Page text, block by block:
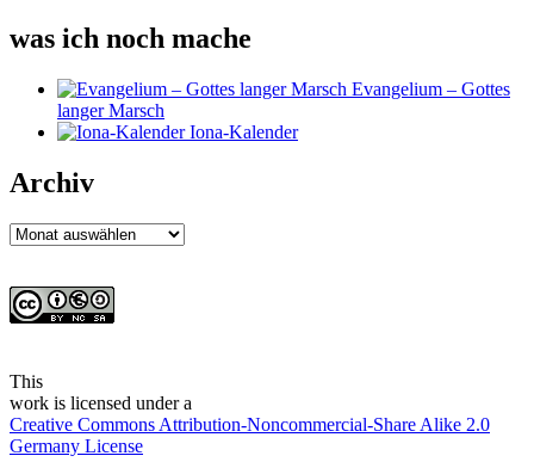
was ich noch mache
Evangelium – Gottes
langer Marsch
Iona-Kalender
Archiv
Archiv
This
work is licensed under a
Creative Commons Attribution-Noncommercial-Share Alike 2.0
Germany License